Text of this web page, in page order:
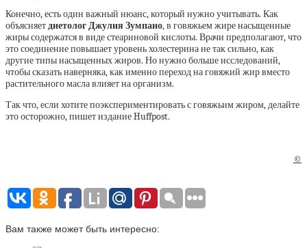
Конечно, есть один важный нюанс, который нужно учитывать. Как
объясняетдиетолог Джулия Зумпано, в говяжьем жире насыщенные
жиры содержатся в виде стеариновой кислоты. Врачи предполагают, что
это соединение повышает уровень холестерина не так сильно, как
другие типы насыщенных жиров. Но нужно больше исследований,
чтобы сказать наверняка, как именно переход на говяжий жир вместо
растительного масла влияет на организм.
Так что, если хотите поэкспериментировать с говяжьим жиром, делайте
это осторожно, пишет издание Huffpost.
©
Вам также может быть интересно: